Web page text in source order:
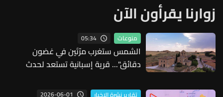
زوارنا يقرأون الآن
منوعات 05:34
الشمس ستغرب مرّتَين في غضون
دقائق"... قرية إسبانية تستعد لحدث
تقارير نشرة الاخبار 2026-06-01